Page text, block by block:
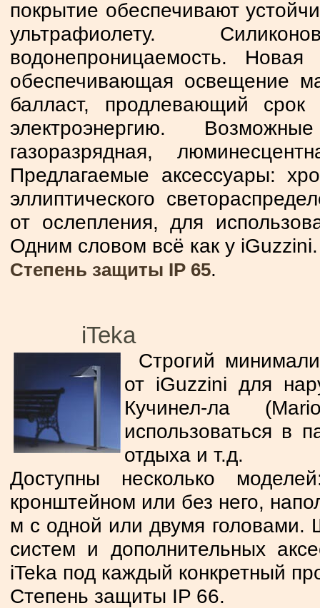
покрытие обеспечивают
ультрафиолету.
водонепроницаемость.
обеспечивающая освещение
балласт, продлевающий
электроэнергию.
газоразрядная,
Предлагаемые аксессуары:
эллиптического
от ослепления, для
Одним словом всё как у iGuzzini.
Степень защиты IP 65.
iTeka
Строгий
от iGuzzini для
Кучинел-ла
использоваться в
отдыха и т.д.
Доступны несколько
кронштейном или без него,
м с одной или двумя головами.
систем и дополнительных
iTeka под каждый конкретный
Степень защиты IP 66.